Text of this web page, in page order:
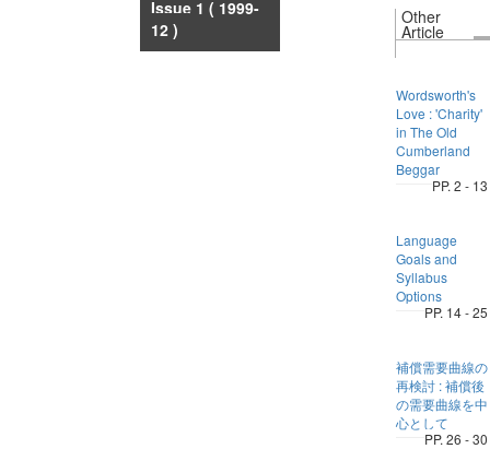
Issue 1 ( 1999-
12 )
Other
Article
Wordsworth's
Love : 'Charity'
in The Old
Cumberland
Beggar
PP. 2 - 13
Language
Goals and
Syllabus
Options
PP. 14 - 25
補償需要曲線の
再検討 : 補償後
の需要曲線を中
心として
PP. 26 - 30